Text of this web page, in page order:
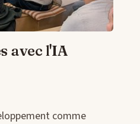
avec l'IA
comme